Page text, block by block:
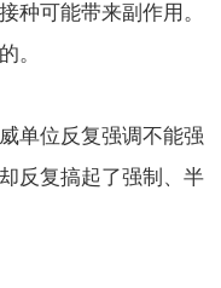
种可能带来副作用。
。
单位反复强调不能强
反复搞起了强制、半